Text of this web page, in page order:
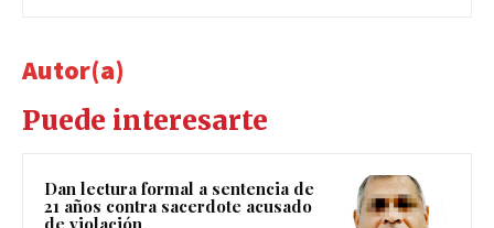
Autor(a)
Puede interesarte
Dan lectura formal a sentencia de
21 años contra sacerdote acusado